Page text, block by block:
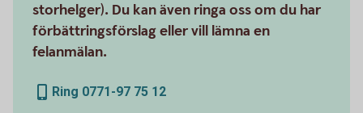
storhelger). Du kan även ringa oss om du har
förbättringsförslag eller vill lämna en
felanmälan.
Ring 0771-97 75 12